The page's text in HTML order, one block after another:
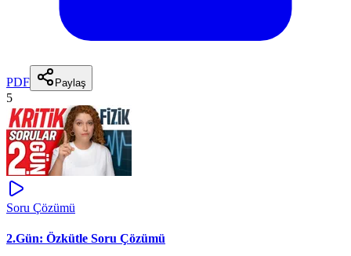
PDF Paylaş
5
Soru Çözümü
2.Gün: Özkütle Soru Çözümü